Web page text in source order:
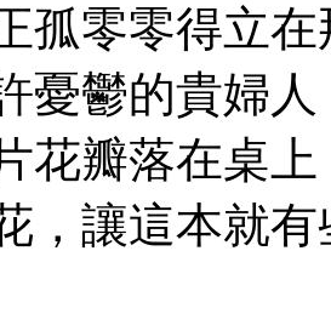
孤零零得立
憂鬱的貴婦
花瓣落在桌
，讓這本就